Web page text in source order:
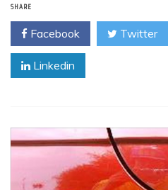
SHARE
Facebook Twitter
Linkedin